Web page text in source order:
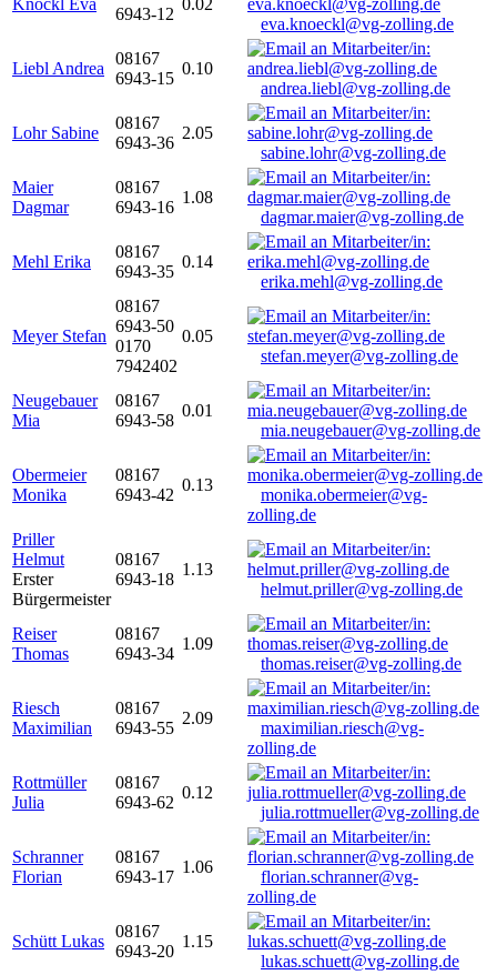
Knöckl Eva
6943-12
0.02
eva.knoeckl@vg-zolling.de
Liebl Andrea
08167
6943-15
0.10
andrea.liebl@vg-zolling.de
Lohr Sabine
08167
6943-36
2.05
sabine.lohr@vg-zolling.de
Maier
Dagmar
08167
6943-16
1.08
dagmar.maier@vg-zolling.de
Mehl Erika
08167
6943-35
0.14
erika.mehl@vg-zolling.de
Meyer Stefan
08167
6943-50
0170
7942402
0.05
stefan.meyer@vg-zolling.de
Neugebauer
Mia
08167
6943-58
0.01
mia.neugebauer@vg-zolling.de
Obermeier
Monika
08167
6943-42
0.13
monika.obermeier@vg-
zolling.de
Priller
Helmut
Erster
Bürgermeister
08167
6943-18
1.13
helmut.priller@vg-zolling.de
Reiser
Thomas
08167
6943-34
1.09
thomas.reiser@vg-zolling.de
Riesch
Maximilian
08167
6943-55
2.09
maximilian.riesch@vg-
zolling.de
Rottmüller
Julia
08167
6943-62
0.12
julia.rottmueller@vg-zolling.de
Schranner
Florian
08167
6943-17
1.06
florian.schranner@vg-
zolling.de
Schütt Lukas
08167
6943-20
1.15
lukas.schuett@vg-zolling.de